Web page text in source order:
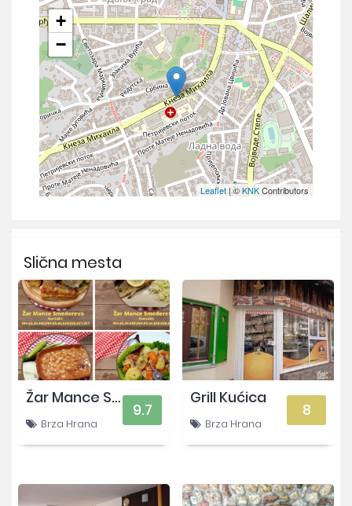
+
−
Leaflet | ©KNKContributors
Slična mesta
Žar Mance SD
Brza Hrana
9.7
Grill Kućica
Brza Hrana
8